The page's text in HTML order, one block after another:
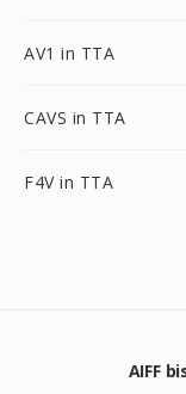
AV1 in TTA
CAVS in TTA
F4V in TTA
AIFF